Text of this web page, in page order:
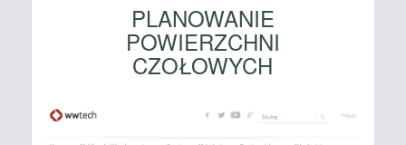
PLANOWANIE
POWIERZCHNI
CZOŁOWYCH